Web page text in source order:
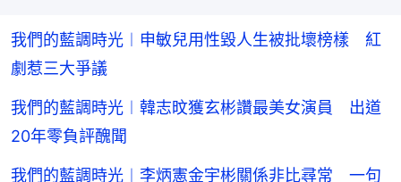
我們的藍調時光︱申敏兒用性毀人生被批壞榜樣 紅
劇惹三大爭議
我們的藍調時光︱韓志旼獲玄彬讚最美女演員 出道
20年零負評醜聞
我們的藍調時光︱李炳憲金宇彬關係非比尋常 一句